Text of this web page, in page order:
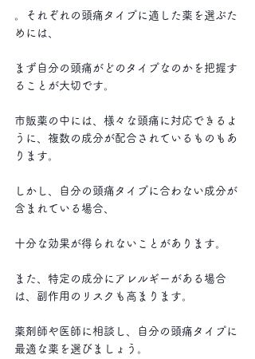
。それぞれの頭痛タイプに適した薬を選ぶた
めには、
まず自分の頭痛がどのタイプなのかを把握す
ることが大切です。
市販薬の中には、様々な頭痛に対応できるよ
うに、複数の成分が配合されているものもあ
ります。
しかし、自分の頭痛タイプに合わない成分が
含まれている場合、
十分な効果が得られないことがあります。
また、特定の成分にアレルギーがある場合
は、副作用のリスクも高まります。
薬剤師や医師に相談し、自分の頭痛タイプに
最適な薬を選びましょう。